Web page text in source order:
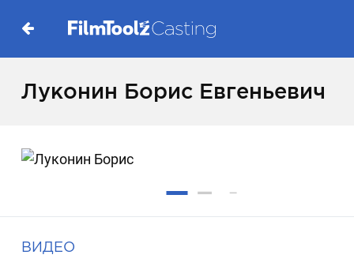
Луконин Борис Евгеньевич
ВИДЕО